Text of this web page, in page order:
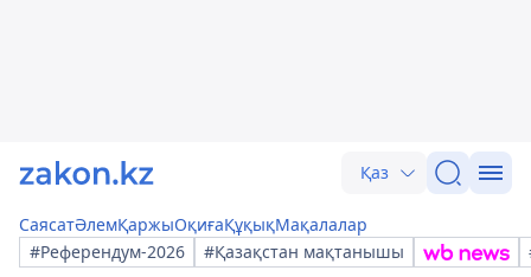
Қаз
СаясатӘлемҚаржыОқиғаҚұқықМақалалар
#Референдум-2026
#Қазақстан мақтанышы